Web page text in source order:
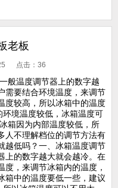
老板
点击： 36
般温度调节器上的数字越
需要结合环境温度，来调节
度较高，所以冰箱中的温度
境温度较低，冰箱温度可
箱因为内部温度较低，所
人不理解档位的调节方法有
越低吗？一、冰箱温度调节
上的数字越大就会越冷。在
，来调节冰箱内的温度，
箱中的温度要低一些，建议